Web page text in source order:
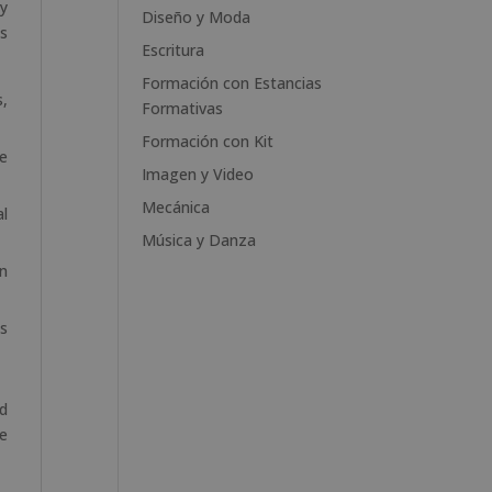
e
Diseño y Moda
Escritura
Formación con Estancias
Formativas
Formación con Kit
Imagen y Video
Mecánica
Música y Danza